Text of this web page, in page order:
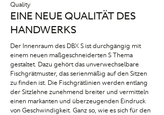
Quality
EINE NEUE QUALITÄT DES
HANDWERKS
Der Innenraum des DBX S ist durchgängig mit
einem neuen maßgeschneiderten S Thema
gestaltet. Dazu gehört das unverwechselbare
Fischgrätmuster, das serienmäßig auf den Sitzen
zu finden ist. Die Fischgrätlinien werden entlang
der Sitzlehne zunehmend breiter und vermitteln
einen markanten und überzeugenden Eindruck
von Geschwindigkeit. Ganz so, wie es sich für den